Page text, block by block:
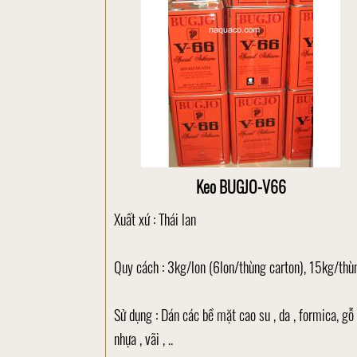
Keo BUGJO-V66
Xuất xứ : Thái lan
Quy cách : 3kg/lon (6lon/thùng carton), 15kg/
Sử dụng : Dán các bề mặt cao su , da , formica, gỗ
nhựa , vãi , ..